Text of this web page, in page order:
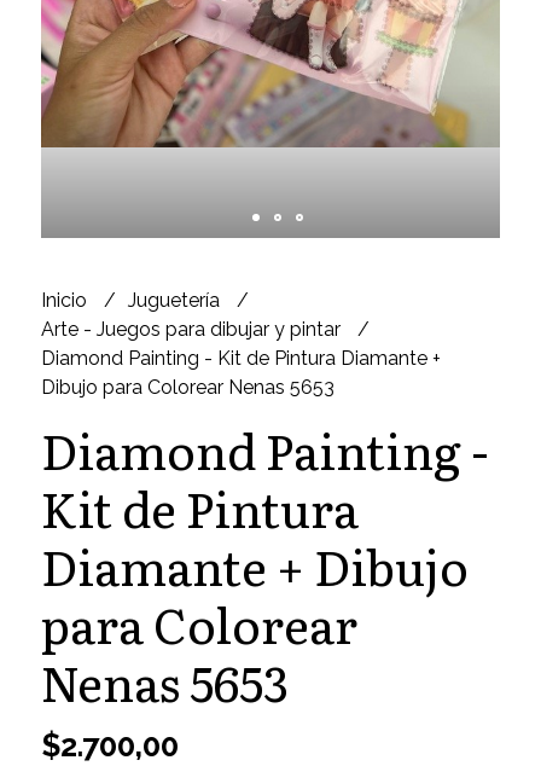
Inicio
Juguetería
Arte - Juegos para dibujar y pintar
Diamond Painting - Kit de Pintura Diamante +
Dibujo para Colorear Nenas 5653
Diamond Painting -
Kit de Pintura
Diamante + Dibujo
para Colorear
Nenas 5653
$2.700,00